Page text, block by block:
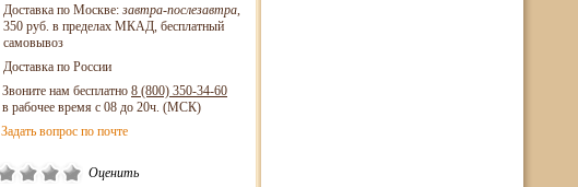
Доставка по Москве: завтра-послезавтра,
350 руб. в пределах МКАД, бесплатный
самовывоз
Доставка по России
Звоните нам бесплатно 8 (800) 350-34-60
в рабочее время с 08 до 20ч. (МСК)
Задать вопрос по почте
Оценить